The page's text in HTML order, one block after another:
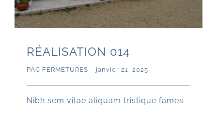
RÉALISATION 014
PAC FERMETURES - janvier 21, 2025
Nibh sem vitae aliquam tristique fames